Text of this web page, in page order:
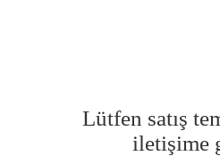
Lütfen satış
iletişime